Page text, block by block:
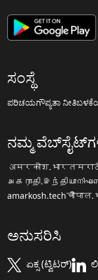
ಸಂಸ್ಥೆ
ಪರಿಚಯಗೌಪ್ಯತಾ ನೀತಿ
ನಮ್ಮ
अमरकोश.भारत
அகராதி.இந்தியா
amarkosh.tech
ಅನುಸರಿಸಿ
ಏಕ್ಸ (ಟ್ವಿಟರ್)